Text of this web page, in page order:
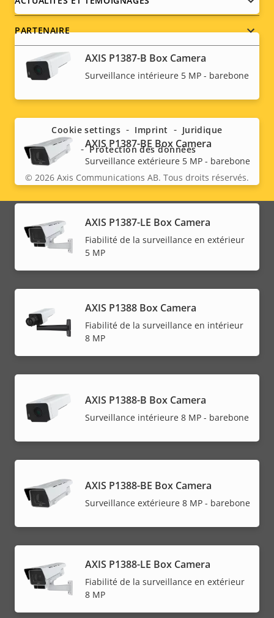
AXIS P1387-B Box Camera
Surveillance intérieure 5 MP - barebone
AXIS P1387-BE Box Camera
Surveillance extérieure 5 MP - barebone
AXIS P1387-LE Box Camera
Fiabilité de la surveillance en extérieur
5 MP
AXIS P1388 Box Camera
Fiabilité de la surveillance en intérieur
8 MP
AXIS P1388-B Box Camera
Surveillance intérieure 8 MP - barebone
AXIS P1388-BE Box Camera
Surveillance extérieure 8 MP - barebone
AXIS P1388-LE Box Camera
Fiabilité de la surveillance en extérieur
8 MP
PARTENAIRE
Social
menu
Legal
menu
© 2026 Axis Communications AB. Tous droits réservés.
Cookie settings Imprint
Juridique
Protection des données